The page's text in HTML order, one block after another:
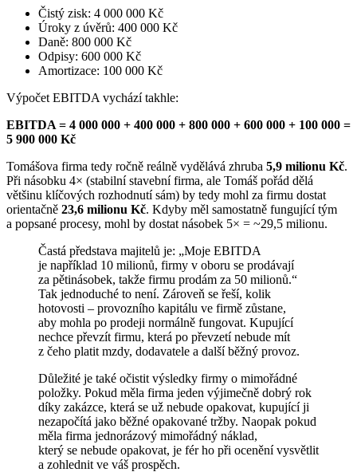
Čistý zisk: 4 000 000 Kč
Úroky z úvěrů: 400 000 Kč
Daně: 800 000 Kč
Odpisy: 600 000 Kč
Amortizace: 100 000 Kč
Výpočet EBITDA vychází takhle:
EBITDA = 4 000 000 + 400 000 + 800 000 + 600 000 + 100 000 =
5 900 000 Kč
Tomášova firma tedy ročně reálně vydělává zhruba 5,9 milionu Kč.
Při násobku 4× (stabilní stavební firma, ale Tomáš pořád dělá
většinu klíčových rozhodnutí sám) by tedy mohl za firmu dostat
orientačně 23,6 milionu Kč. Kdyby měl samostatně fungující tým
a popsané procesy, mohl by dostat násobek 5× = ~29,5 milionu.
Častá představa majitelů je: „Moje EBITDA
je například 10 milionů, firmy v oboru se prodávají
za pětinásobek, takže firmu prodám za 50 milionů.“
Tak jednoduché to není. Zároveň se řeší, kolik
hotovosti – provozního kapitálu ve firmě zůstane,
aby mohla po prodeji normálně fungovat. Kupující
nechce převzít firmu, která po převzetí nebude mít
z čeho platit mzdy, dodavatele a další běžný provoz.
Důležité je také očistit výsledky firmy o mimořádné
položky. Pokud měla firma jeden výjimečně dobrý rok
díky zakázce, která se už nebude opakovat, kupující ji
nezapočítá jako běžné opakované tržby. Naopak pokud
měla firma jednorázový mimořádný náklad,
který se nebude opakovat, je fér ho při ocenění vysvětlit
a zohlednit ve váš prospěch.